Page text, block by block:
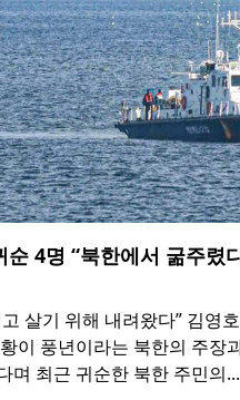
4명 “북한에서 굶주렸
살기 위해 내려왔다” 김영
이 풍년이라는 북한의 주장
며 최근 귀순한 북한 주민의...